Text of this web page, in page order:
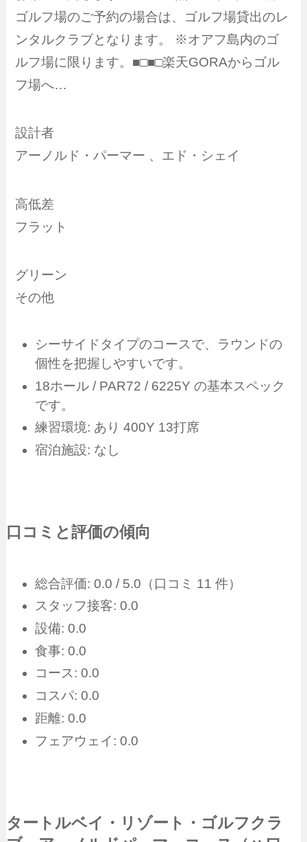
ゴルフ場のご予約の場合は、ゴルフ場貸出のレ
ンタルクラブとなります。 ※オアフ島内のゴ
ルフ場に限ります。■□■□楽天GORAからゴル
フ場へ…
設計者
アーノルド・パーマー 、エド・シェイ
高低差
フラット
グリーン
その他
シーサイドタイプのコースで、ラウンドの
個性を把握しやすいです。
18ホール / PAR72 / 6225Y の基本スペック
です。
練習環境: あり 400Y 13打席
宿泊施設: なし
口コミと評価の傾向
総合評価: 0.0 / 5.0（口コミ 11 件）
スタッフ接客: 0.0
設備: 0.0
食事: 0.0
コース: 0.0
コスパ: 0.0
距離: 0.0
フェアウェイ: 0.0
タートルベイ・リゾート・ゴルフクラ